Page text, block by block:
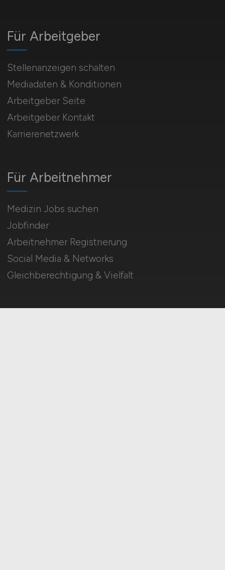
Für Arbeitnehmer
Medizin Jobs suchen
Jobfinder
Arbeitnehmer Registrierung
Social Media & Networks
Gleichberechtigung & Vielfalt
Für Arbeitgeber
Stellenanzeigen schalten
Mediadaten & Konditionen
Arbeitgeber Seite
Arbeitgeber Kontakt
Karrierenetzwerk